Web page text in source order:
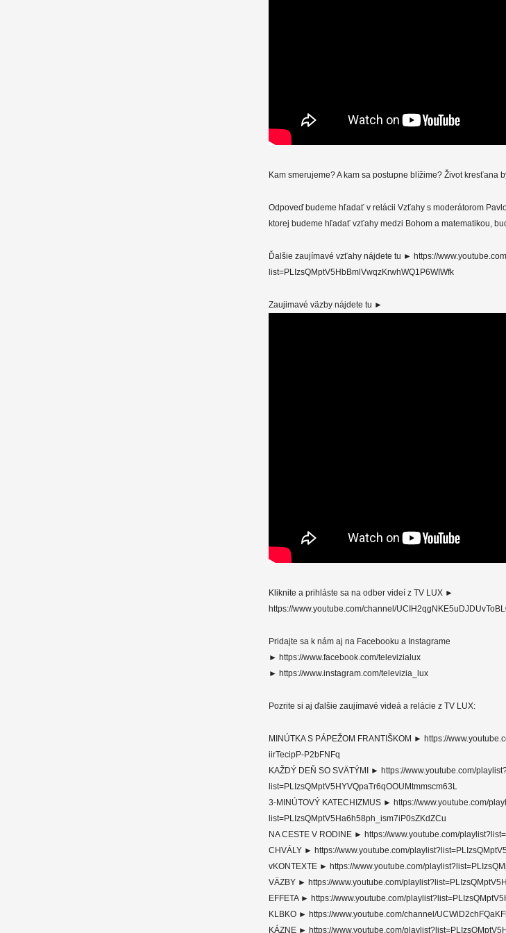
Kam smerujeme? A kam sa postupne blížime? Život kresťana
Odpoveď budeme hľadať v relácii Vzťahy s moderátorom
ktorej budeme hľadať vzťahy medzi Bohom a matematikou,
Ďalšie zaujímavé vzťahy nájdete tu ► https://
list=PLIzsQMptV5HbBmlVwqzKrwhWQ1P6WIWfk
Zaujimavé väzby nájdete tu ►
Kliknite a prihláste sa na odber videí z TV LUX ►
https://www.youtube.com/channel/
Pridajte sa k nám aj na Facebooku a Instagrame
► https://www.facebook.com/televizialux
► https://www.instagram.com/televizia_lux
Pozrite si aj ďalšie zaujímavé videá a relácie z TV LUX:
MINÚTKA S PÁPEŽOM FRANTIŠKOM ► https://
iirTecipP-P2bFNFq
KAŽDÝ DEŇ SO SVÄTÝMI ► https://www.youtube.com/
list=PLIzsQMptV5HYVQpaTr6qOOUMtmmscm63L
3-MINÚTOVÝ KATECHIZMUS ► https://www.youtube.com/
list=PLIzsQMptV5Ha6h58ph_ism7iP0sZKdZCu
NA CESTE V RODINE ► https://www.youtube.com/
CHVÁLY ► https://www.youtube.com/
vKONTEXTE ► https://www.youtube.com/
VÄZBY ► https://www.youtube.com/
EFFETA ► https://www.youtube.com/
KLBKO ► https://www.youtube.com/channel/
KÁZNE ► https://www.youtube.com/